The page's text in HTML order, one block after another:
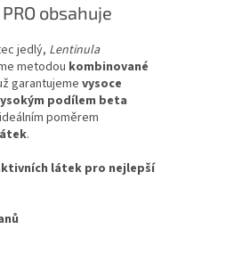
obsahuje
jedlý, Lentinula
metodou kombinované
garantujeme vysoce
podílem beta
poměrem
.
látek pro nejlepší